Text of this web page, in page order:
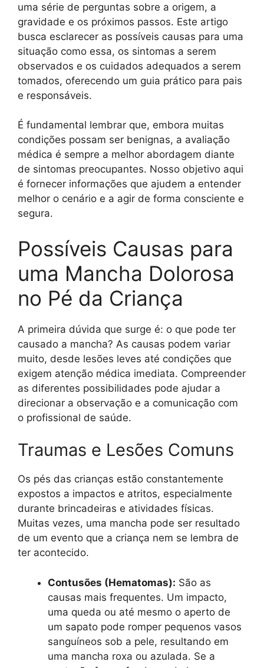
uma série de perguntas sobre a origem, a
gravidade e os próximos passos. Este artigo
busca esclarecer as possíveis causas para uma
situação como essa, os sintomas a serem
observados e os cuidados adequados a serem
tomados, oferecendo um guia prático para pais
e responsáveis.
É fundamental lembrar que, embora muitas
condições possam ser benignas, a avaliação
médica é sempre a melhor abordagem diante
de sintomas preocupantes. Nosso objetivo aqui
é fornecer informações que ajudem a entender
melhor o cenário e a agir de forma consciente e
segura.
Possíveis Causas para
uma Mancha Dolorosa
no Pé da Criança
A primeira dúvida que surge é: o que pode ter
causado a mancha? As causas podem variar
muito, desde lesões leves até condições que
exigem atenção médica imediata. Compreender
as diferentes possibilidades pode ajudar a
direcionar a observação e a comunicação com
o profissional de saúde.
Traumas e Lesões Comuns
Os pés das crianças estão constantemente
expostos a impactos e atritos, especialmente
durante brincadeiras e atividades físicas.
Muitas vezes, uma mancha pode ser resultado
de um evento que a criança nem se lembra de
ter acontecido.
Contusões (Hematomas): São as
causas mais frequentes. Um impacto,
uma queda ou até mesmo o aperto de
um sapato pode romper pequenos vasos
sanguíneos sob a pele, resultando em
uma mancha roxa ou azulada. Se a